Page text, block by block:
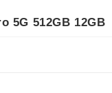
5G 512GB 12GB